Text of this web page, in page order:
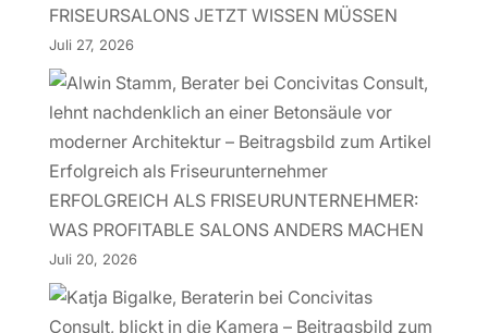
FRISEURSALONS JETZT WISSEN MÜSSEN
Juli 27, 2026
ERFOLGREICH ALS FRISEURUNTERNEHMER:
WAS PROFITABLE SALONS ANDERS MACHEN
Juli 20, 2026